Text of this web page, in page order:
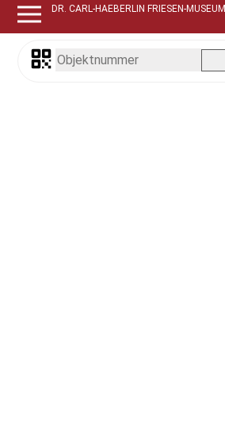
DR. CARL-HAEBERLIN FRIESEN-MUSEUM